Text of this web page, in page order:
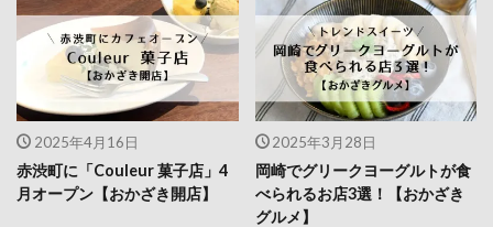
2025年4月16日
赤渋町に「Couleur 菓子店」4
月オープン【おかざき開店】
2025年3月28日
岡崎でグリークヨーグルトが食
べられるお店3選！【おかざき
グルメ】